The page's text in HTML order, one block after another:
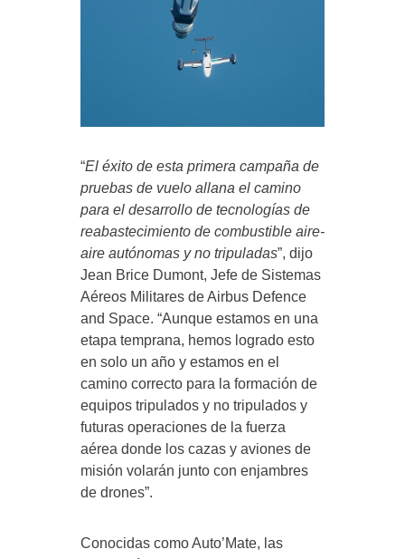
“El éxito de esta primera campaña de
pruebas de vuelo allana el camino
para el desarrollo de tecnologías de
reabastecimiento de combustible aire-
aire autónomas y no tripuladas”, dijo
Jean Brice Dumont, Jefe de Sistemas
Aéreos Militares de Airbus Defence
and Space. “Aunque estamos en una
etapa temprana, hemos logrado esto
en solo un año y estamos en el
camino correcto para la formación de
equipos tripulados y no tripulados y
futuras operaciones de la fuerza
aérea donde los cazas y aviones de
misión volarán junto con enjambres
de drones”.
Conocidas como Auto’Mate, las